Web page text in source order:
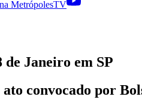
na MetrópolesTV
Janeiro em SP
convocado por